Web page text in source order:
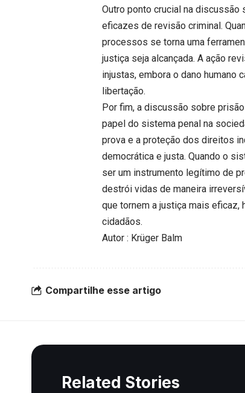
Outro ponto crucial na
eficazes de revisão criminal.
processos se torna uma
justiça seja alcançada. A ação
injustas, embora o dano humano
libertação.
Por fim, a discussão sobre
papel do sistema penal na
prova e a proteção dos direitos
democrática e justa. Quando o
ser um instrumento legítimo de
destrói vidas de maneira
que tornem a justiça mais
cidadãos.
Autor : Krüger Balm
Compartilhe esse artigo
Related Stories